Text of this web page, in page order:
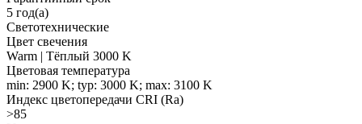
5 год(а)
Светотехнические
Цвет свечения
Warm | Тёплый 3000 K
Цветовая температура
min: 2900 K; typ: 3000 K; max: 3100 K
Индекс цветопередачи CRI (Ra)
>85